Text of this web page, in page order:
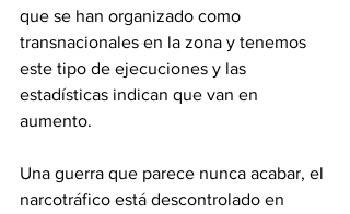
que se han organizado como
transnacionales en la zona y tenemos
este tipo de ejecuciones y las
estadísticas indican que van en
aumento.
Una guerra que parece nunca acabar, el
narcotráfico está descontrolado en